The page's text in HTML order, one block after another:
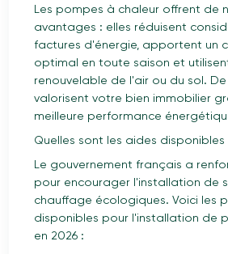
Les pompes à chaleur offrent de
avantages : elles réduisent
factures d'énergie, apportent un
optimal en toute saison et
renouvelable de l'air ou du sol. De
valorisent votre bien immobilier
meilleure performance
Quelles sont les aides disponibles
Le gouvernement français a
pour encourager l'installation de
chauffage écologiques. Voici les
disponibles pour l'installation de
en 2026 :